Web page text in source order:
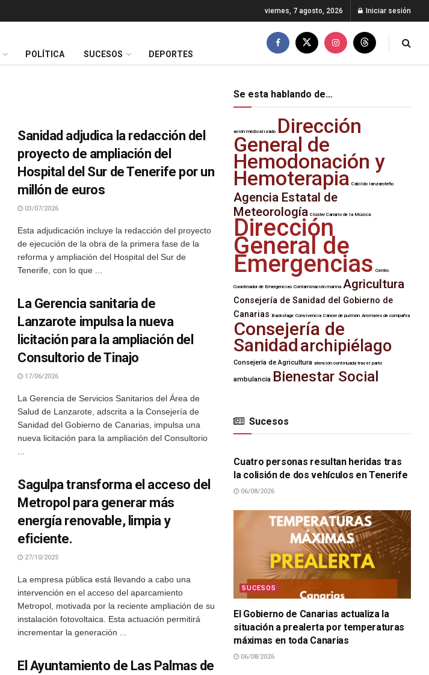
viernes, 7 agosto, 2026 Iniciar sesión
POLÍTICA SUCESOS DEPORTES
Sanidad adjudica la redacción del
proyecto de ampliación del
Hospital del Sur de Tenerife por un
millón de euros
03/07/2026
Esta adjudicación incluye la redacción del proyecto
de ejecución de la obra de la primera fase de la
reforma y ampliación del Hospital del Sur de
Tenerife, con lo que ...
La Gerencia sanitaria de
Lanzarote impulsa la nueva
licitación para la ampliación del
Consultorio de Tinajo
17/06/2026
La Gerencia de Servicios Sanitarios del Área de
Salud de Lanzarote, adscrita a la Consejería de
Sanidad del Gobierno de Canarias, impulsa una
nueva licitación para la ampliación del Consultorio
Sagulpa transforma el acceso del
Metropol para generar más
energía renovable, limpia y
eficiente.
27/10/2025
La empresa pública está llevando a cabo una
intervención en el acceso del aparcamiento
Metropol, motivada por la reciente ampliación de su
instalación fotovoltaica. Esta actuación permitirá
incrementar la generación ...
El Ayuntamiento de Las Palmas de
Se esta hablando de…
avión medicalizado Dirección
General de
Hemodonación y
Hemoterapia Cabildo lanzaroteño
Agencia Estatal de
Meteorología Clúster Canario de la Música
Dirección
General de
Emergencias Centro
Coordinador de Emergencias Contaminación marina Agricultura
Consejería de Sanidad del Gobierno de
Canarias Backstage Convivencia Cáncer de pulmón Animales de compañía
Consejería de
Sanidadarchipiélago
Consejería de Agricultura atención continuada tras el parto
ambulancia Bienestar Social
Sucesos
SUCESOS
Cuatro personas resultan heridas tras
la colisión de dos vehículos en Tenerife
06/08/2026
SUCESOS
El Gobierno de Canarias actualiza la
situación a prealerta por temperaturas
máximas en toda Canarias
06/08/2026